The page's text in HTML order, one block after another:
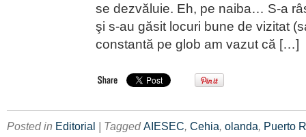
se dezvăluie. Eh, pe naiba… S-a
şi s-au găsit locuri bune de vizitat
constantă pe glob am vazut că […]
Posted in Editorial | TaggedAIESEC, Cehia, olanda, Puerto